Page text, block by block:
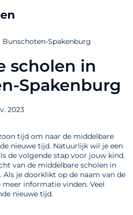
Bunschoten-Spakenburg
scholen in
Spakenburg
2023
tijd om naar de middelbare
nieuwe tijd. Natuurlijk wil je een
de volgende stap voor jouw kind.
van de middelbare scholen in
Als je doorklikt op de naam van de
informatie vinden. Veel
nieuwe tijd.